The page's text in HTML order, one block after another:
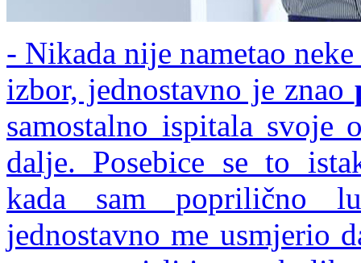
- Nikada nije nametao
izbor, jednostavno je znao
samostalno ispitala
dalje. Posebice se to
kada sam poprilično
jednostavno me usmjerio